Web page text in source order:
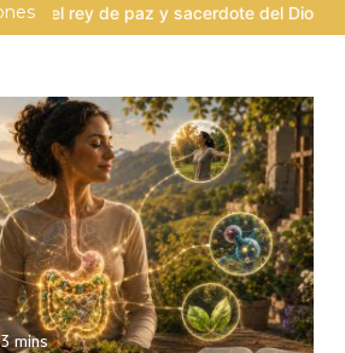
DEL DÍA | 03.08.2026 | Set – el
3 mins